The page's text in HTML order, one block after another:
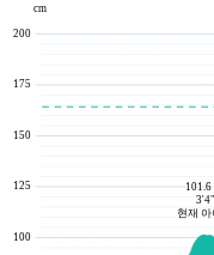
100
125
150
175
200
101.6
3'4"
현재 아
cm